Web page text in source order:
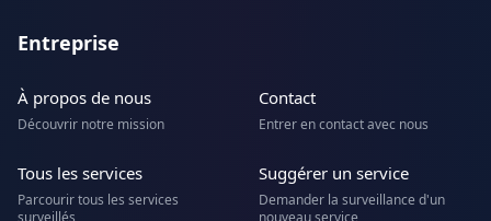
Entreprise
À propos de nous
Découvrir notre mission
Contact
Entrer en contact avec nous
Tous les services
Parcourir tous les services
Suggérer un service
Demander la surveillance d'un